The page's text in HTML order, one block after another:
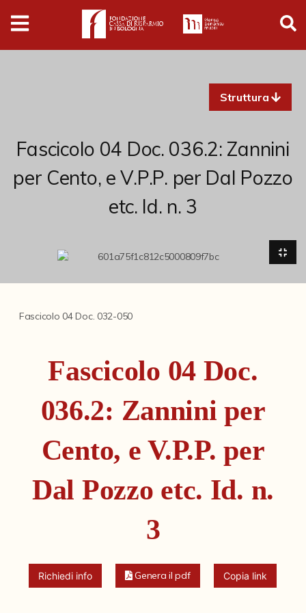
Digital
Humanities
Collezioni
Disegni
Fondi archivistici e raccolte documentarie
Collezione Brighetti
Fondo doc. Cinti
Ex libris Cavalieri
Fondo Alfredo Testoni
Mille pubblicazioni bolognesi (1846-1849)
Fotografia e Nuovi Media
Struttura
Fascicolo 04 Doc. 036.2: Zannini
per Cento, e V.P.P. per Dal Pozzo
etc. Id. n. 3
Fascicolo 04 Doc. 032-050
Fascicolo 04 Doc.
036.2: Zannini per
Cento, e V.P.P. per
Dal Pozzo etc. Id. n.
3
Richiedi info Genera il pdf Copia link